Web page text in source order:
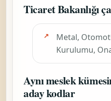
Ticaret Bakanlığı
Metal,
Kurulumu,
Aynı meslek
aday kodlar